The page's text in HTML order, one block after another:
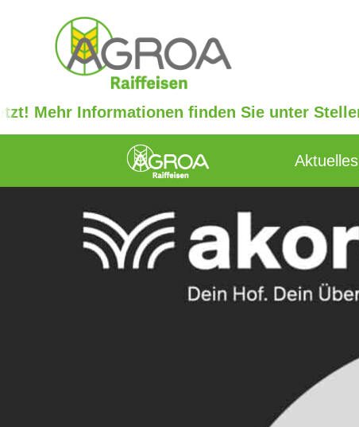
finden Sie unter Stellenanzeigen.
Aktuelles